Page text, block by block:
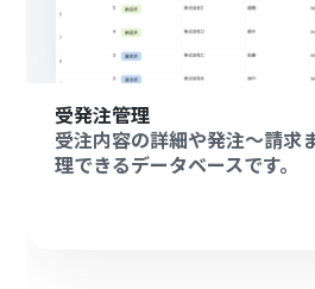
受発注管理
受注内容の詳細や発注〜請求
理できるデータベースです。